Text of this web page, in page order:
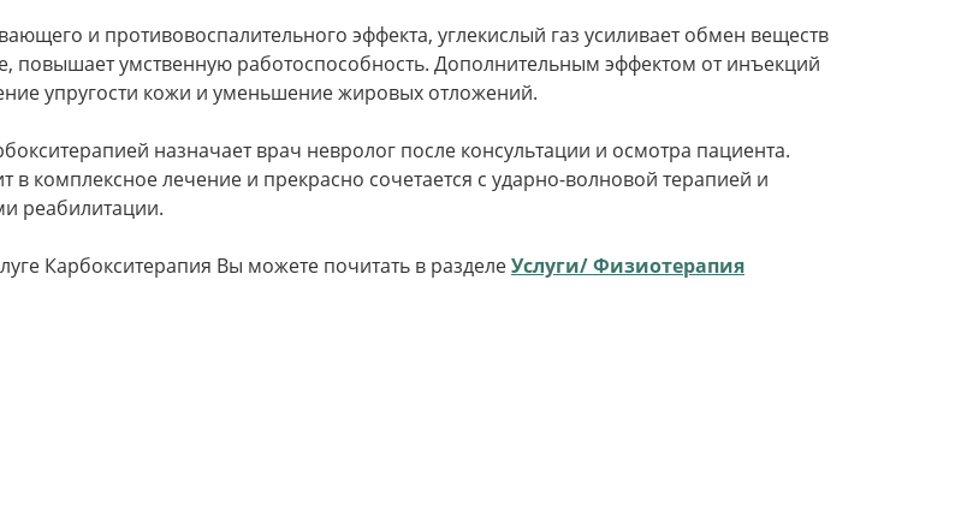
и противовоспалительного эффекта, углекислый газ усиливает обмен веществ
повышает умственную работоспособность. Дополнительным эффектом от инъекций
упругости кожи и уменьшение жировых отложений.
назначает врач невролог после консультации и осмотра пациента.
в комплексное лечение и прекрасно сочетается с ударно-волновой терапией и
реабилитации.
Карбокситерапия Вы можете почитать в разделеУслуги/ Физиотерапия